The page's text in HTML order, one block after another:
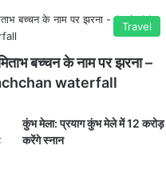
Travel
बच्चन के नाम पर झरना –
waterfall
कुंभ मेला: प्रयाग कुंभ मेले में 12 करोड़
करेंगे स्नान